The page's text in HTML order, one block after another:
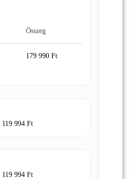
Összeg
179 990 Ft
119 994 Ft
119 994 Ft